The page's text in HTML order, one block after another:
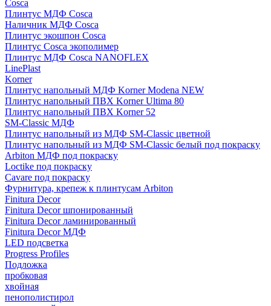
Cosca
Плинтус МДФ Cosca
Наличник МДФ Cosca
Плинтус экошпон Cosca
Плинтус Cosca экополимер
Плинтус МДФ Cosca NANOFLEX
LinePlast
Korner
Плинтус напольный МДФ Korner Modena NEW
Плинтус напольный ПВХ Korner Ultima 80
Плинтус напольный ПВХ Korner 52
SM-Classic МДФ
Плинтус напольный из МДФ SM-Classic цветной
Плинтус напольный из МДФ SM-Classic белый под покраску
Arbiton МДФ под покраску
Loctike под покраску
Cavare под покраску
Фурнитура, крепеж к плинтусам Arbiton
Finitura Decor
Finitura Decor шпонированный
Finitura Decor ламинированный
Finitura Decor МДФ
LED подсветка
Progress Profiles
Подложка
пробковая
хвойная
пенополистирол